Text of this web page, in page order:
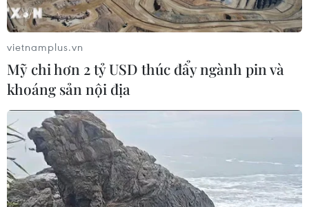
để tiến tới một lệnh ngừng bắn cuối cùng và toàn diện.
vietnamplus.vn
Mỹ chi hơn 2 tỷ USD thúc đẩy ngành pin và
khoáng sản nội địa